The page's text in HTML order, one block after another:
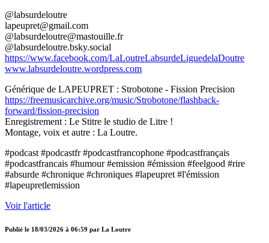
@labsurdeloutre
lapeupret@gmail.com
@labsurdeloutre@mastouille.fr
@labsurdeloutre.bsky.social
https://www.facebook.com/LaLoutreLabsurdeLiguedelaDoutre
www.labsurdeloutre.wordpress.com
Générique de LAPEUPRET : Strobotone - Fission Precision
https://freemusicarchive.org/music/Strobotone/flashback-
forward/fission-precision
Enregistrement : Le Stitre le studio de Litre !
Montage, voix et autre : La Loutre.
#podcast #podcastfr #podcastfrancophone #podcastfrançais
#podcastfrancais #humour #emission #émission #feelgood #rire
#absurde #chronique #chroniques #lapeupret #l'émission
#lapeupretlemission
Voir l'article
Publié le 18/03/2026 à 06:59 par La Loutre